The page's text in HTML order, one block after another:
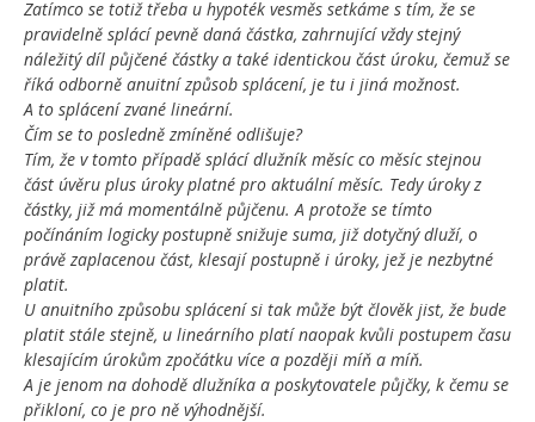
Zatímco se totiž třeba u hypoték vesměs setkáme s tím, že se
pravidelně splácí pevně daná částka, zahrnující vždy stejný
náležitý díl půjčené částky a také identickou část úroku, čemuž se
říká odborně anuitní způsob splácení, je tu i jiná možnost.
A to splácení zvané lineární.
Čím se to posledně zmíněné odlišuje?
Tím, že v tomto případě splácí dlužník měsíc co měsíc stejnou
část úvěru plus úroky platné pro aktuální měsíc. Tedy úroky z
částky, již má momentálně půjčenu. A protože se tímto
počínáním logicky postupně snižuje suma, již dotyčný dluží, o
právě zaplacenou část, klesají postupně i úroky, jež je nezbytné
platit.
U anuitního způsobu splácení si tak může být člověk jist, že bude
platit stále stejně, u lineárního platí naopak kvůli postupem času
klesajícím úrokům zpočátku více a později míň a míň.
A je jenom na dohodě dlužníka a poskytovatele půjčky, k čemu se
přikloní, co je pro ně výhodnější.